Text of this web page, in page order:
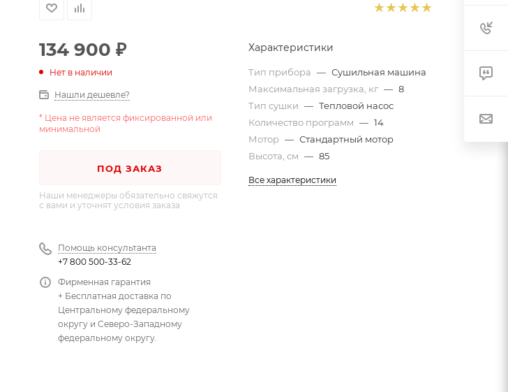
134 900 ₽
Нет в наличии
Нашли дешевле?
* Цена не является фиксированной или
минимальной
ПОД ЗАКАЗ
Наши менеджеры обязательно свяжутся
с вами и уточнят условия заказа
Помощь консультанта
+7 800 500-33-62
Фирменная гарантия
+ Бесплатная доставка по
Центральному федеральному
округу и Северо-Западному
федеральному округу.
Характеристики
Тип прибора — Сушильная машина
Максимальная загрузка, кг — 8
Тип сушки — Тепловой насос
Количество программ — 14
Мотор — Стандартный мотор
Высота, см — 85
Все характеристики